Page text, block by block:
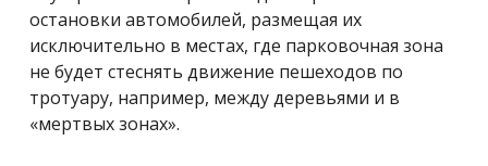
остановки автомобилей, размещая их
исключительно в местах, где парковочная зона
не будет стеснять движение пешеходов по
тротуару, например, между деревьями и в
«мертвых зонах».